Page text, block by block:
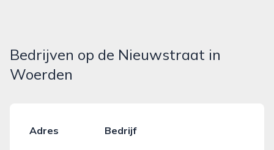
Bedrijven op de Nieuwstraat in
Woerden
Adres
Bedrijf